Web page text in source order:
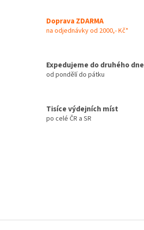
í
k
p
i
n
í
Doprava ZDARMA
na odjednávky od 2000,- Kč*
Expedujeme do druhého dne
od pondělí do pátku
Tisíce výdejních míst
po celé ČR a SR